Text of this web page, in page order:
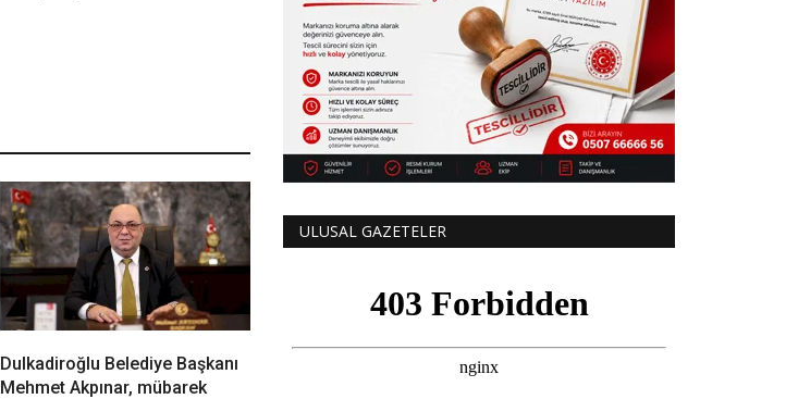
Dulkadiroğlu Belediye Başkanı
Mehmet Akpınar, mübarek
ULUSAL GAZETELER